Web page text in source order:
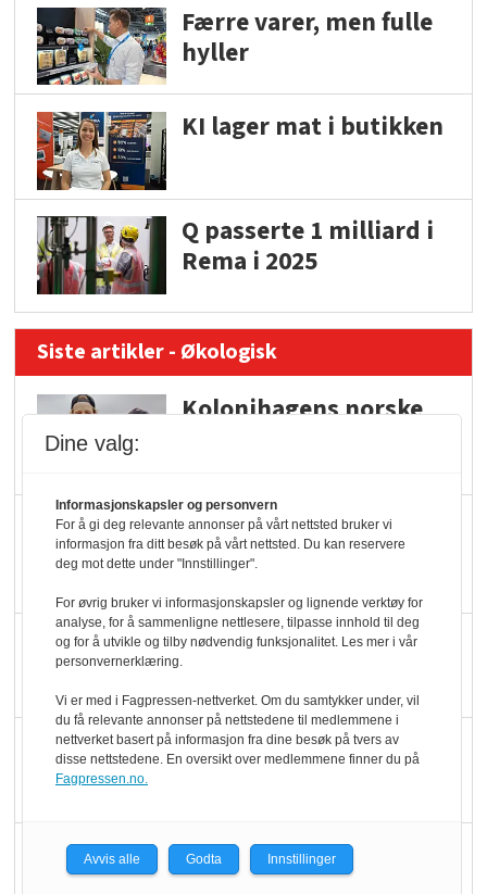
Færre varer, men fulle
hyller
KI lager mat i butikken
Q passerte 1 milliard i
Rema i 2025
Siste artikler - Økologisk
Kolonihagens norske
Marit Kolby vant
Økologisk Norge sin
hederspris
Blir enklere å velge
økologisk i butikkhylla
Kolonihagen sliter
Rapport: Økokundene
er klare! Er markedet
Dine valg:
Informasjonskapsler og personvern
For å gi deg relevante annonser på vårt nettsted bruker vi
informasjon fra ditt besøk på vårt nettsted. Du kan reservere
deg mot dette under "Innstillinger".
For øvrig bruker vi informasjonskapsler og lignende verktøy for
analyse, for å sammenligne nettlesere, tilpasse innhold til deg
og for å utvikle og tilby nødvendig funksjonalitet. Les mer i vår
personvernerklæring.
Vi er med i Fagpressen-nettverket. Om du samtykker under, vil
du få relevante annonser på nettstedene til medlemmene i
nettverket basert på informasjon fra dine besøk på tvers av
disse nettstedene. En oversikt over medlemmene finner du på
Fagpressen.no.
Avvis alle Godta Innstillinger